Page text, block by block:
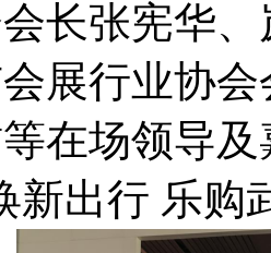
长张宪华
展行业协
在场领导
新出行 乐购